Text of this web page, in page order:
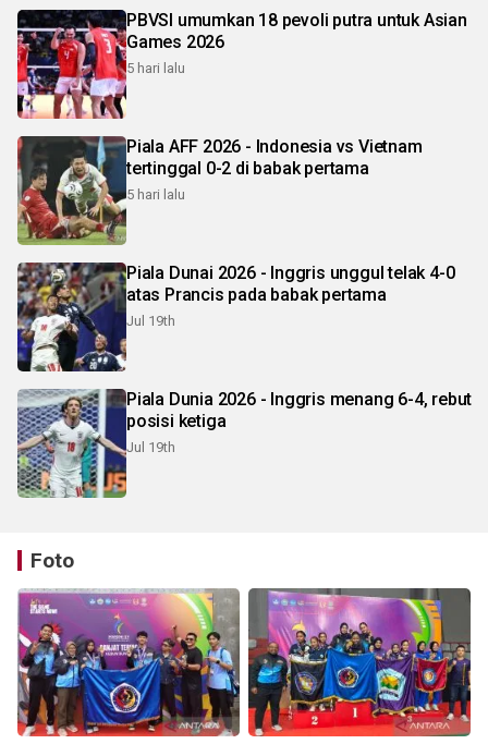
PBVSI umumkan 18 pevoli putra untuk Asian
Games 2026
5 hari lalu
Piala AFF 2026 - Indonesia vs Vietnam
tertinggal 0-2 di babak pertama
5 hari lalu
Piala Dunai 2026 - Inggris unggul telak 4-0
atas Prancis pada babak pertama
Jul 19th
Piala Dunia 2026 - Inggris menang 6-4, rebut
posisi ketiga
Jul 19th
Foto